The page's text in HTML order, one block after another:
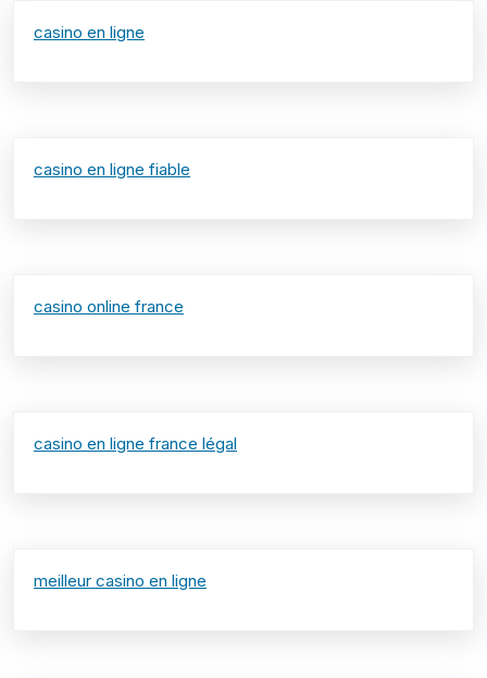
casino en ligne
casino en ligne fiable
casino online france
casino en ligne france légal
meilleur casino en ligne